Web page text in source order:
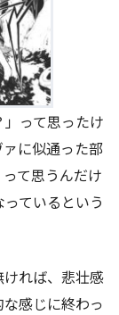
って思ったけ
に似通った部
て思うんだけ
ているという
れば、悲壮感
感じに終わっ